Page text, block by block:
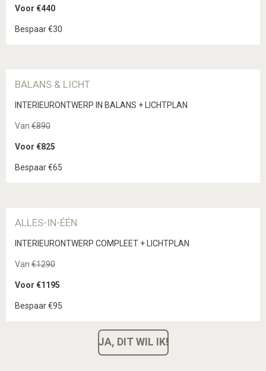
Voor €440
Bespaar €30
BALANS & LICHT
INTERIEURONTWERP IN BALANS + LICHTPLAN
Van €890
Voor €825
Bespaar €65
ALLES-IN-ÉÉN
INTERIEURONTWERP COMPLEET + LICHTPLAN
Van €1290
Voor €1195
Bespaar €95
JA, DIT WIL IK!